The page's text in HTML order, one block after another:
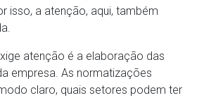
isso, a atenção, aqui, também
atenção é a elaboração das
empresa. As normatizações
claro, quais setores podem ter